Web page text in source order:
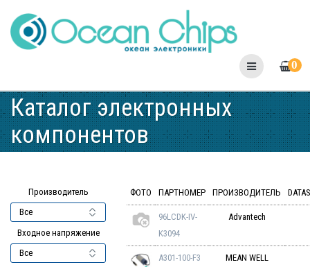
to
content
0
Каталог электронных
компонентов
Производитель
Входное напряжение
ФОТО ПАРТНОМЕР ПРОИЗВОДИТЕЛЬ
96LCDK-IV-
K3094
Advantech
A301-100-F3 MEAN WELL